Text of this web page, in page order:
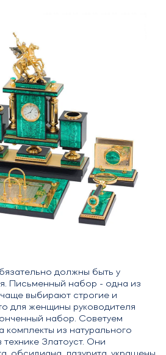
должны быть у
Письменный набор - одна из
выбирают строгие и
для женщины руководителя
набор. Советуем
комплекты из натурального
Златоуст. Они